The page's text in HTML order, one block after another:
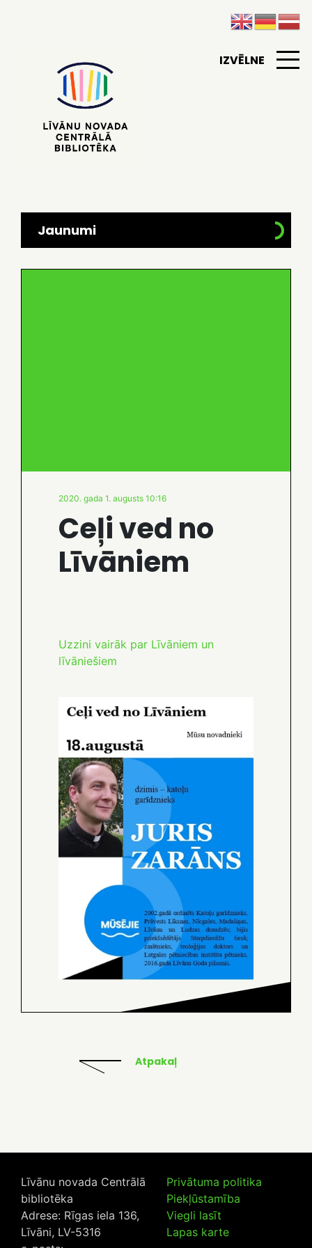
IZVĒLNE
Jaunumi
2020. gada 1. augusts 10:16
Ceļi ved no
Līvāniem
Uzzini vairāk par Līvāniem un
līvāniešiem
Atpakaļ
Līvānu novada Centrālā
bibliotēka
Adrese: Rīgas iela 136,
Līvāni, LV-5316
Privātuma politika
Piekļūstamība
Viegli lasīt
Lapas karte